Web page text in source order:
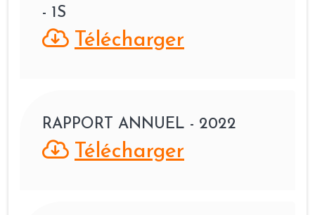
- 1S
Télécharger
RAPPORT ANNUEL - 2022
Télécharger